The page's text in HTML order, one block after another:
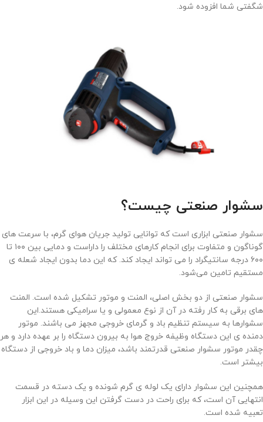
شگفتی شما افزوده شود.
سشوار صنعتی چیست؟
سشوار صنعتی ابزاری است که توانایی تولید جریان هوای گرم، با سرعت های
گوناگون و متفاوت برای انجام کارهای مختلف را داراست و دمایی بین ۱۰۰ تا
۶۰۰ درجه سانتیگراد را می تواند ایجاد کند. که این دما بدون ایجاد شعله ی
مستقیم تامین می‌شود.
سشوار صنعتی از دو بخش اصلی، المنت و موتور تشکیل شده است. المنت
های برقی به کار رفته در آن از نوع معمولی و یا سرامیکی هستند.این
سشوارها به سیستم تنظیم باد و گرمای خروجی مجهز می باشند. موتور
دمنده ی این دستگاه وظیفه خروج هوا به بیرون دستگاه را بر عهده دارد و هر
چقدر موتور سشوار صنعتی قدرتمند باشد، میزان دما و باد خروجی از دستگاه
بیشتر است.
همچنین این سشوار دارای یک لوله ی گرم شونده و یک دسته در قسمت
انتهایی آن است، که برای راحت در دست گرفتن این وسیله در این ابزار
تعبیه شده است.